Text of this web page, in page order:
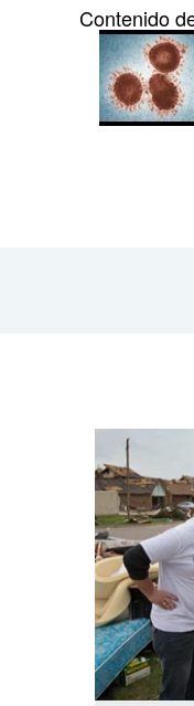
Contenido